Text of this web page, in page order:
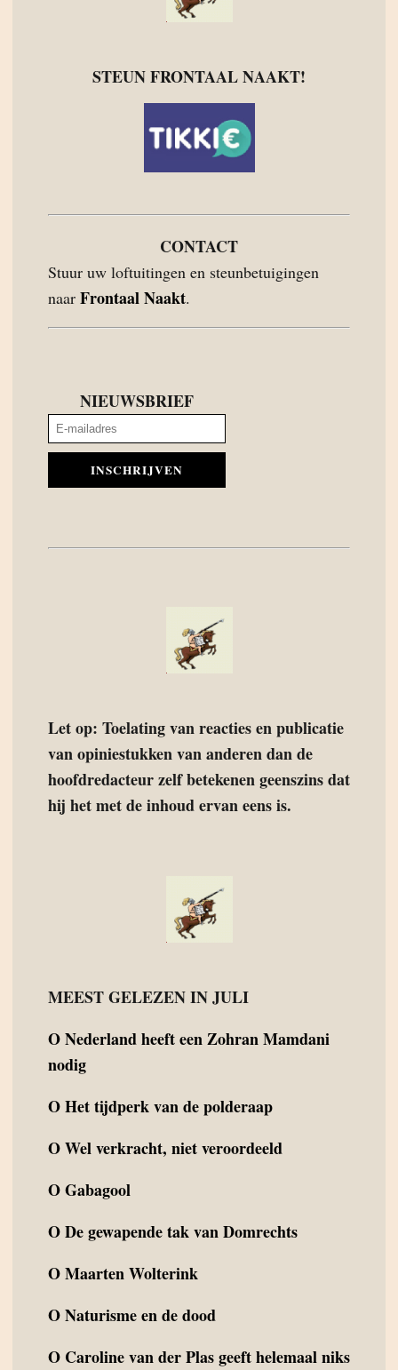
STEUN FRONTAAL NAAKT!
CONTACT
Stuur uw loftuitingen en steunbetuigingen
naar Frontaal Naakt.
NIEUWSBRIEF
INSCHRIJVEN
Let op: Toelating van reacties en publicatie
van opiniestukken van anderen dan de
hoofdredacteur zelf betekenen geenszins dat
hij het met de inhoud ervan eens is.
MEEST GELEZEN IN JULI
ONederland heeft een Zohran Mamdani
nodig
OHet tijdperk van de polderaap
OWel verkracht, niet veroordeeld
OGabagool
ODe gewapende tak van Domrechts
OMaarten Wolterink
ONaturisme en de dood
O Caroline van der Plas geeft helemaal niks